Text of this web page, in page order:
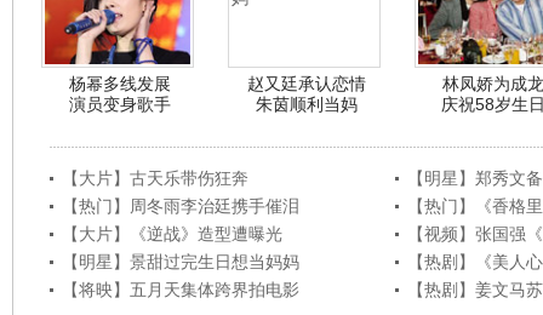
杨幂多线发展
演员变身歌手
赵又廷承认恋情
朱茵顺利当妈
林凤娇为成龙
庆祝58岁生
【大片】古天乐带伤狂奔
【明星】郑秀文
【热门】周冬雨李治廷携手催泪
【热门】《香格
【大片】《逆战》造型遭曝光
【视频】张国强
【明星】景甜过完生日想当妈妈
【热剧】《美人
【将映】五月天集体跨界拍电影
【热剧】姜文马